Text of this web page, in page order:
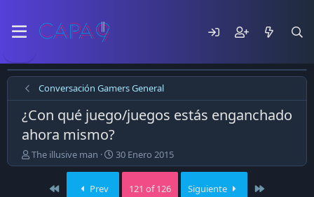
Conversación Gamers General
¿Con qué juego/juegos estás enganchado
ahora mismo?
E
m
The illusive man
F
e
30 Enero 2015
First Prev 121 of 126 Siguiente